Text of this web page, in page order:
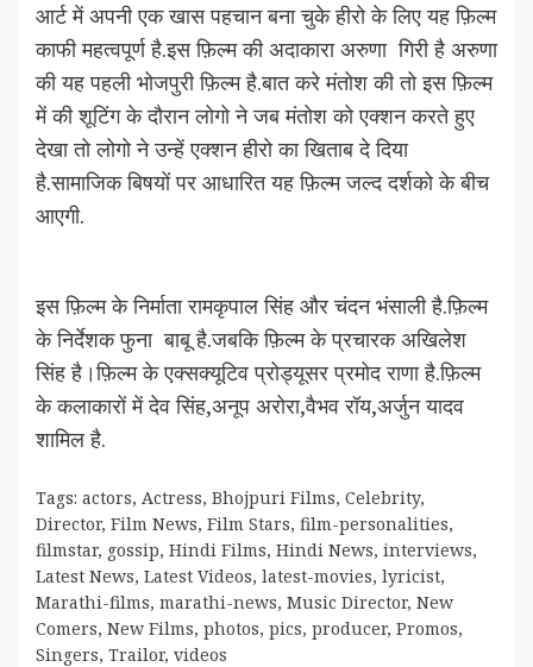
आर्ट में अपनी एक खास पहचान बना चुके हीरो के लिए यह फ़िल्म
काफी महत्वपूर्ण है.इस फ़िल्म की अदाकारा अरुणा गिरी है अरुणा
की यह पहली भोजपुरी फ़िल्म है.बात करे मंतोश की तो इस फ़िल्म
में की शूटिंग के दौरान लोगो ने जब मंतोश को एक्शन करते हुए
देखा तो लोगो ने उन्हें एक्शन हीरो का खिताब दे दिया
है.सामाजिक बिषयों पर आधारित यह फ़िल्म जल्द दर्शको के बीच
आएगी.
इस फ़िल्म के निर्माता रामकृपाल सिंह और चंदन भंसाली है.फ़िल्म
के निर्देशक फुना बाबू है.जबकि फ़िल्म के प्रचारक अखिलेश
सिंह है।फ़िल्म के एक्सक्यूटिव प्रोड्यूसर प्रमोद राणा है.फ़िल्म
के कलाकारों में देव सिंह,अनूप अरोरा,वैभव रॉय,अर्जुन यादव
शामिल है.
Tags: actors, Actress, Bhojpuri Films, Celebrity,
Director, Film News, Film Stars, film-personalities,
filmstar, gossip, Hindi Films, Hindi News, interviews,
Latest News, Latest Videos, latest-movies, lyricist,
Marathi-films, marathi-news, Music Director, New
Comers, New Films, photos, pics, producer, Promos,
Singers, Trailor, videos